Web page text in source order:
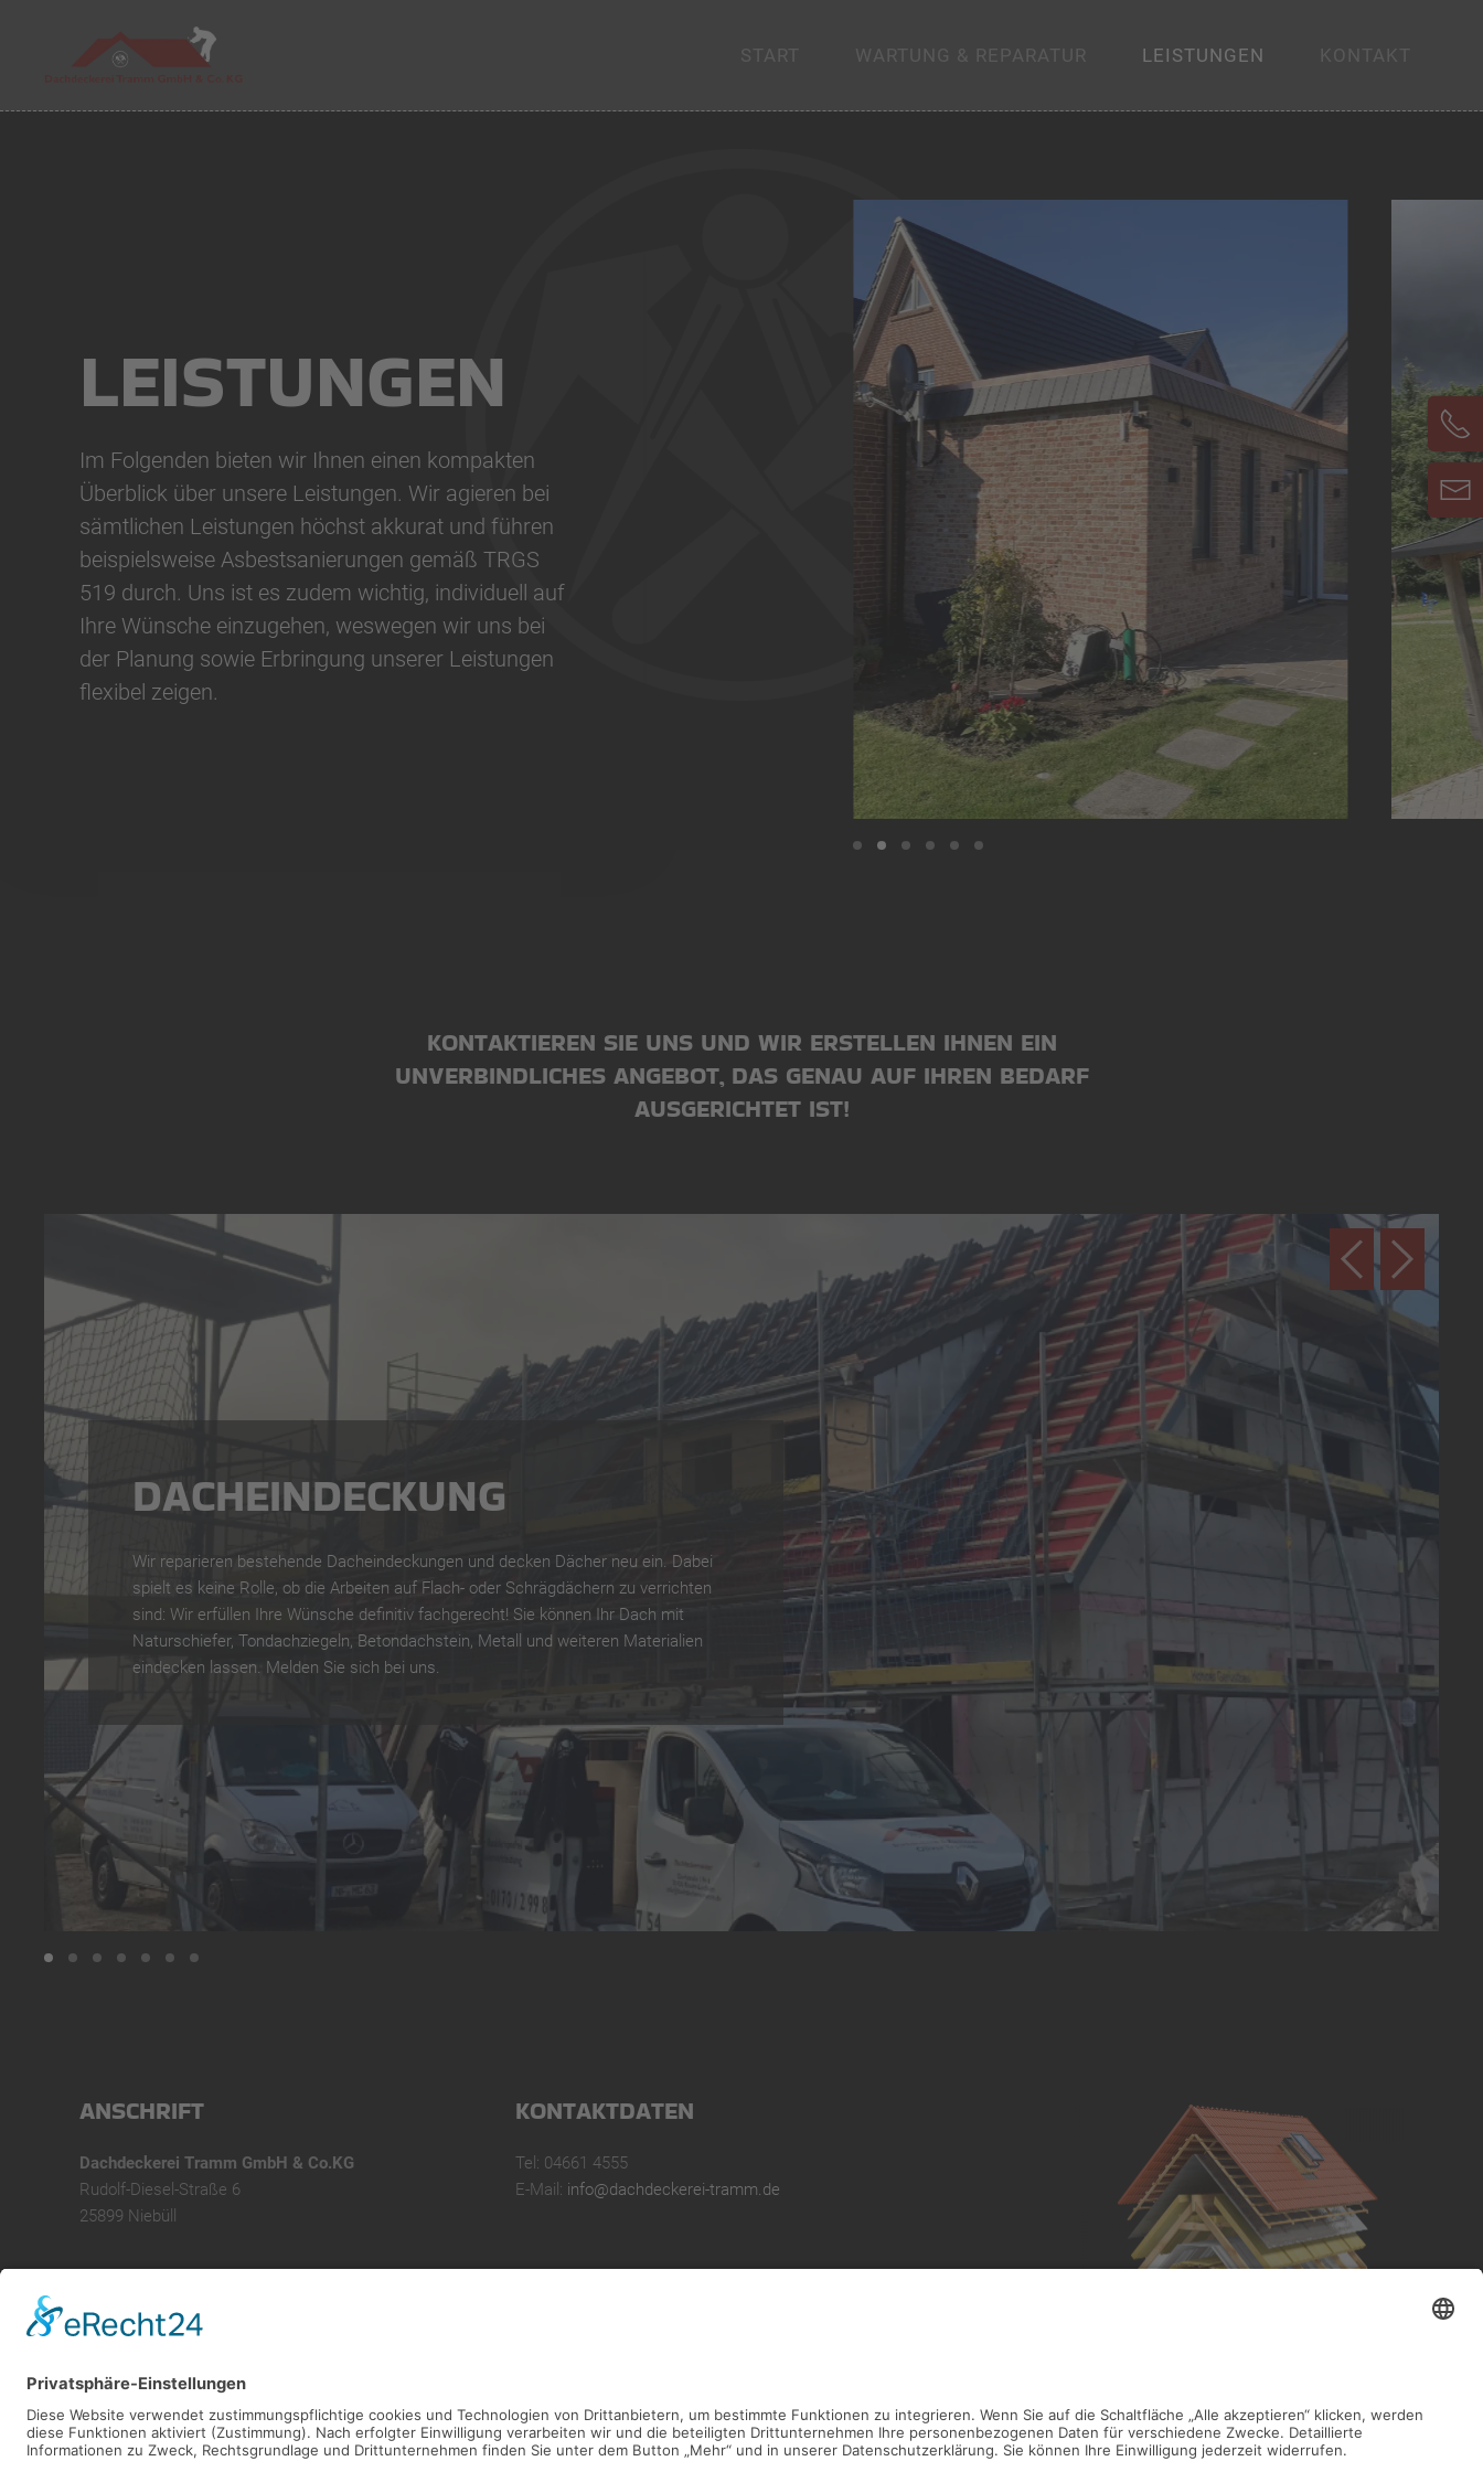
Skip to main content
START WARTUNG & REPARATUR LEISTUNGEN KONTAKT
LEISTUNGEN
Im Folgenden bieten wir Ihnen einen kompakten
Überblick über unsere Leistungen. Wir agieren bei
sämtlichen Leistungen höchst akkurat und führen
beispielsweise Asbestsanierungen gemäß TRGS
519 durch. Uns ist es zudem wichtig, individuell auf
Ihre Wünsche einzugehen, weswegen wir uns bei
der Planung sowie Erbringung unserer Leistungen
flexibel zeigen.
KONTAKTIEREN SIE UNS UND WIR ERSTELLEN IHNEN EIN
UNVERBINDLICHES ANGEBOT, DAS GENAU AUF IHREN BEDARF
AUSGERICHTET IST!
DACHEINDECKUNG
Wir reparieren bestehende Dacheindeckungen und decken Dächer neu ein. Dabei
spielt es keine Rolle, ob die Arbeiten auf Flach- oder Schrägdächern zu verrichten
sind: Wir erfüllen Ihre Wünsche definitiv fachgerecht! Sie können Ihr Dach mit
Naturschiefer, Tondachziegeln, Betondachstein, Metall und weiteren Materialien
eindecken lassen. Melden Sie sich bei uns.
DACHEINDECKUNG
DACHENTWÄSSERUNG
DACHFLÄCHENFENSTER
FLACHDACHABKLEBUNG
SCHORNSTEIN- UND FASSADENVERKLEIDUNG
HOLZBAU- UND Zimmererarbeiten
ANSCHRIFT
Dachdeckerei Tramm GmbH & Co.KG
Rudolf-Diesel-Straße 6
25899 Niebüll
KONTAKTDATEN
Tel: 04661 4555
E-Mail: info@dachdeckerei-tramm.de
IMPRESSUM